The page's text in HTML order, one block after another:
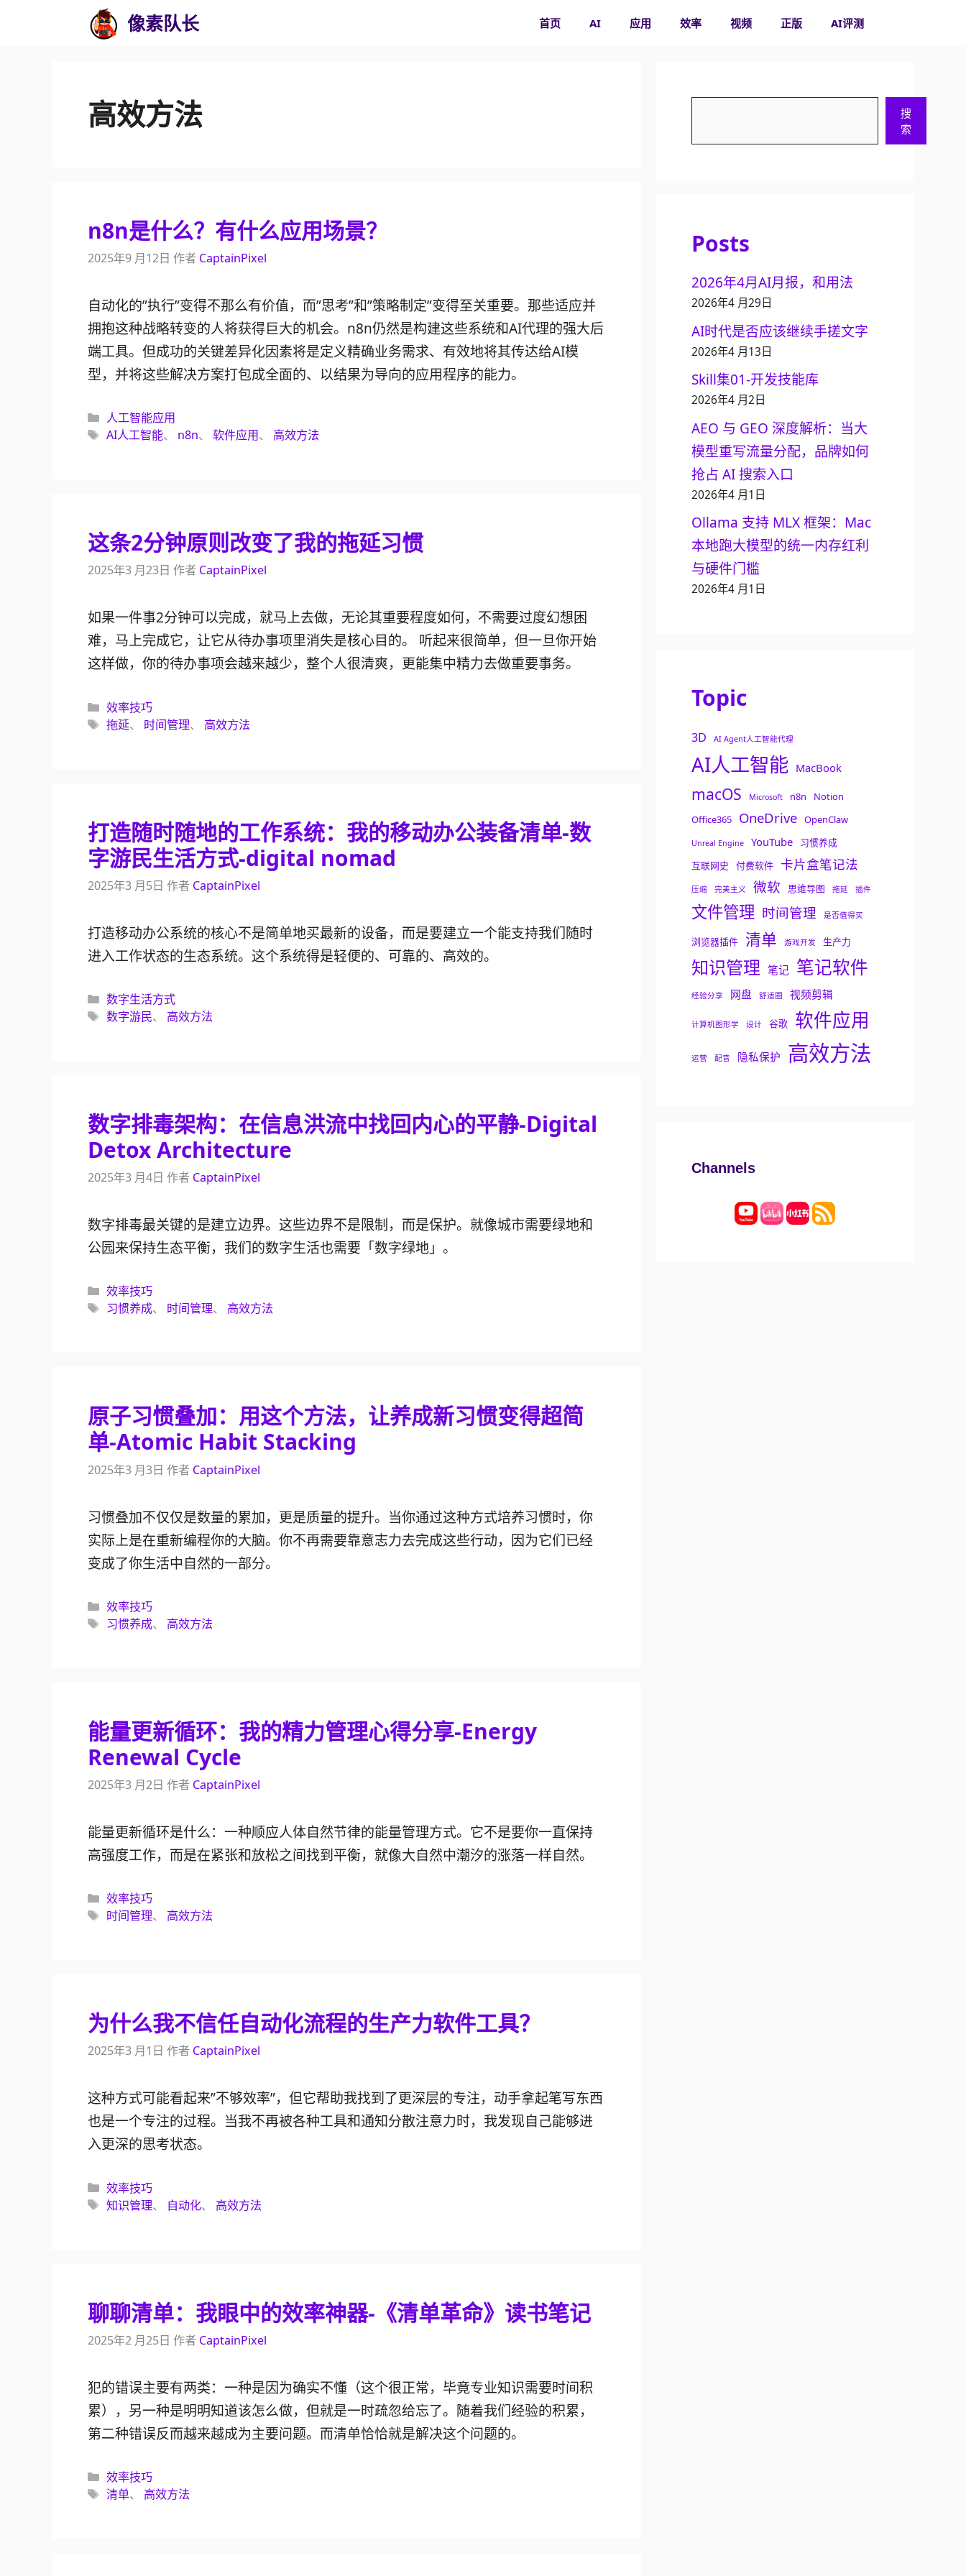
像素队长 首页 AI 应用 效率 视频 正版 AI评测
高效方法
n8n是什么？有什么应用场景？
2025年9 月12日 作者 CaptainPixel
自动化的”执行”变得不那么有价值，而”思考”和”策略制定”变得至关重要。那些适应并
拥抱这种战略转变的人将获得巨大的机会。n8n仍然是构建这些系统和AI代理的强大后
端工具。但成功的关键差异化因素将是定义精确业务需求、有效地将其传达给AI模
型，并将这些解决方案打包成全面的、以结果为导向的应用程序的能力。
分
类
人工智能应用
标
AI人工智能、 n8n、 软件应用、 高效方法
这条2分钟原则改变了我的拖延习惯
2025年3 月23日 作者 CaptainPixel
如果一件事2分钟可以完成，就马上去做，无论其重要程度如何，不需要过度幻想困
难，马上完成它，让它从待办事项里消失是核心目的。 听起来很简单，但一旦你开始
这样做，你的待办事项会越来越少，整个人很清爽，更能集中精力去做重要事务。
分
类
效率技巧
标
拖延、 时间管理、 高效方法
打造随时随地的工作系统：我的移动办公装备清单-数
字游民生活方式-digital nomad
2025年3 月5日 作者 CaptainPixel
打造移动办公系统的核心不是简单地买最新的设备，而是要建立一个能支持我们随时
进入工作状态的生态系统。这个系统得是轻便的、可靠的、高效的。
分
类
数字生活方式
标
数字游民、 高效方法
数字排毒架构：在信息洪流中找回内心的平静-Digital
Detox Architecture
2025年3 月4日 作者 CaptainPixel
数字排毒最关键的是建立边界。这些边界不是限制，而是保护。就像城市需要绿地和
公园来保持生态平衡，我们的数字生活也需要「数字绿地」。
分
类
效率技巧
标
习惯养成、 时间管理、 高效方法
原子习惯叠加：用这个方法，让养成新习惯变得超简
单-Atomic Habit Stacking
2025年3 月3日 作者 CaptainPixel
习惯叠加不仅仅是数量的累加，更是质量的提升。当你通过这种方式培养习惯时，你
实际上是在重新编程你的大脑。你不再需要靠意志力去完成这些行动，因为它们已经
变成了你生活中自然的一部分。
分
类
效率技巧
标
习惯养成、 高效方法
能量更新循环：我的精力管理心得分享-Energy
Renewal Cycle
2025年3 月2日 作者 CaptainPixel
能量更新循环是什么：一种顺应人体自然节律的能量管理方式。它不是要你一直保持
高强度工作，而是在紧张和放松之间找到平衡，就像大自然中潮汐的涨落一样自然。
分
类
效率技巧
标
时间管理、 高效方法
为什么我不信任自动化流程的生产力软件工具？
2025年3 月1日 作者 CaptainPixel
这种方式可能看起来”不够效率”，但它帮助我找到了更深层的专注，动手拿起笔写东西
也是一个专注的过程。当我不再被各种工具和通知分散注意力时，我发现自己能够进
入更深的思考状态。
分
类
效率技巧
标
知识管理、 自动化、 高效方法
聊聊清单：我眼中的效率神器-《清单革命》读书笔记
2025年2 月25日 作者 CaptainPixel
犯的错误主要有两类：一种是因为确实不懂（这个很正常，毕竟专业知识需要时间积
累），另一种是明明知道该怎么做，但就是一时疏忽给忘了。随着我们经验的积累，
第二种错误反而越来越成为主要问题。而清单恰恰就是解决这个问题的。
分
类
效率技巧
标
清单、 高效方法
搜
索
Posts
2026年4月AI月报，和用法
2026年4 月29日
AI时代是否应该继续手搓文字
2026年4 月13日
Skill集01-开发技能库
2026年4 月2日
AEO 与 GEO 深度解析：当大
模型重写流量分配，品牌如何
抢占 AI 搜索入口
2026年4 月1日
Ollama 支持 MLX 框架：Mac
本地跑大模型的统一内存红利
与硬件门槛
2026年4 月1日
Topic
3D AI Agent人工智能代理
AI人工智能 MacBook
macOS Microsoft n8n
Notion
Office365
OneDrive OpenClaw
Unreal Engine YouTube
习惯养成
互联网史
付费软件 卡片盒笔记法
压缩 完美主义 微软 思维导图 拖延 插件
文件管理 时间管理 是否值得买
浏览器插件 清单 游戏开发 生产力
知识管理 笔记 笔记软件
经验分享 网盘 舒适圈 视频剪辑
计算机图形学 设计 谷歌 软件应用
运营 配音 隐私保护 高效方法
Channels